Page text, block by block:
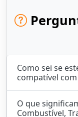
Como sei se
compatível
O que
Combustível,